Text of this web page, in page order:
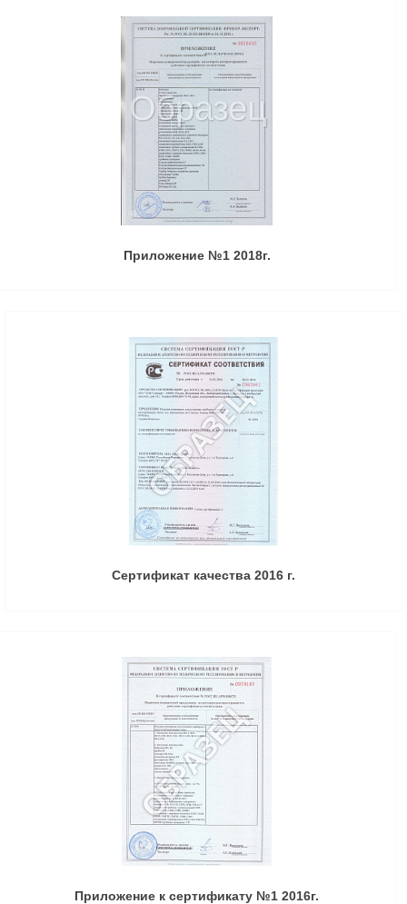
Приложение №1 2018г.
Сертификат качества 2016 г.
Приложение к сертификату №1 2016г.